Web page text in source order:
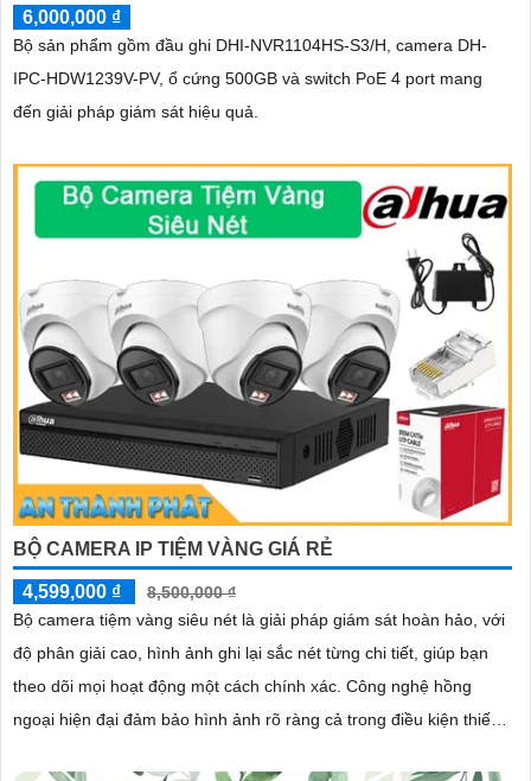
6,000,000 ₫
Bộ sản phẩm gồm đầu ghi DHI-NVR1104HS-S3/H, camera DH-
IPC-HDW1239V-PV, ổ cứng 500GB và switch PoE 4 port mang
đến giải pháp giám sát hiệu quả.
BỘ CAMERA IP TIỆM VÀNG GIÁ RẺ
4,599,000 ₫
8,500,000 ₫
Bộ camera tiệm vàng siêu nét là giải pháp giám sát hoàn hảo, với
độ phân giải cao, hình ảnh ghi lại sắc nét từng chi tiết, giúp bạn
theo dõi mọi hoạt động một cách chính xác. Công nghệ hồng
ngoại hiện đại đảm bảo hình ảnh rõ ràng cả trong điều kiện thiếu